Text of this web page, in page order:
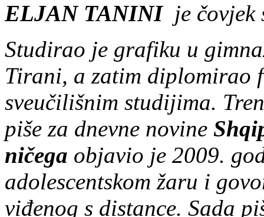
ELJAN TANINI je čovjek
Studirao je grafiku u
Tirani, a zatim
sveučilišnim studijima.
piše za dnevne novine
ničega objavio je 2009.
adolescentskom žaru i
viđenog s distance. Sada